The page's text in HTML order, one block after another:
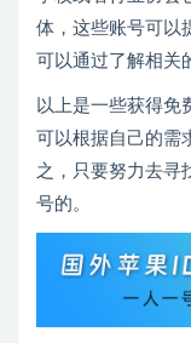
体，这些账号可以
可以通过了解相关
以上是一些获得免
可以根据自己的需
之，只要努力去寻
号的。